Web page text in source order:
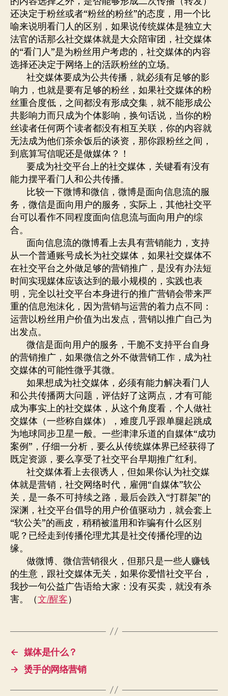
还决定于粉丝或者“粉丝的粉丝”的态度，用一个比
喻来说明看门人的区别，如果说传统媒体是独立大
法官的话那么社交媒体就是大众陪审团，社交媒体
的“看门人”是为粉丝用户考虑的，社交媒体的内容
选择还决定于网络上的活跃粉丝的立场。
社交媒体要成为公共传播，就必须有足够的影
响力，也就是要有足够的粉丝，如果社交媒体的粉
丝重合度低，之间都没有形成交集，就不能形成公
共影响力而只成为个体影响，换句话说，当你的粉
丝读者任何两个读者都没有相互关联，你的内容就
无法成为他们茶余饭后的谈资，那你跟粉丝之间，
到底算写信呢还是做媒体？！
要成为社交平台上的社交媒体，关键看有没有
能力摆平看门人和公共传播。
比较一下微博和微信，微博是面向信息流的服
务，微信是面向用户的服务，实际上，其他社交平
台可以看作不同程度面向信息流与面向用户的综
合。
面向信息流的微博看上去具有营销能力，支持
从一个普通账号成长为社交媒体，如果社交媒体不
在社交平台之外做足够的营销推广，是没有办法短
时间实现媒体应该达到的最小规模的，实践也表
明，完全以社交平台本身进行的推广营销会带来严
重的信息泡沫化，因为营销与运营的着力点不同：
运营以粉丝用户价值为出发点，营销以推广自己为
出发点。
微信是面向用户的服务，干脆不支持平台自身
的营销推广，如果微信之外不做营销工作，成为社
交媒体的可能性微乎其微。
如果想成为社交媒体，必须有能力解决看门人
和公共传播两大问题，评估好了这两点，才有可能
成为事实上的社交媒体，从这个角度看，个人做社
交媒体（一些称自媒体），难度几乎跟单腿起跳成
为地球同步卫星一般。一些津津乐道的自媒体“成功
案例”，仔细一分析，要么从传统媒体界已经获得了
既定资源，要么享受了社交平台早期推广红利。
社交媒体看上去很诱人，但如果你认为社交媒
体就是营销，社交网络时代，雇佣“自媒体”软公
关，是一条不可持续之路，最后会跌入“打群架”的
深渊，社交平台倡导的用户价值驱动力，就会套上
“软公关”的画皮，稍稍被滥用和诈骗有什么区别
呢？已经走到传播伦理尤其是社交传播伦理的边
缘。
做微博、微信营销很火，但那只是一些人赚钱
的生意，跟社交媒体无关，如果你爱惜社交平台，
我抄一句公益广告语给大家：没有买卖，就没有杀
害。（文/醒客）
← 媒体是什么？
→ 烫手的网络营销